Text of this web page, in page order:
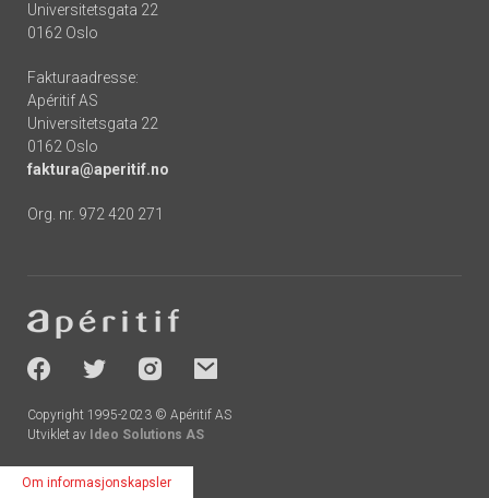
Universitetsgata 22
0162 Oslo
Fakturaadresse:
Apéritif AS
Universitetsgata 22
0162 Oslo
faktura@aperitif.no
Org. nr. 972 420 271
-
socials
Copyright 1995-2023 © Apéritif AS
Utviklet av Ideo Solutions AS
Om informasjonskapsler